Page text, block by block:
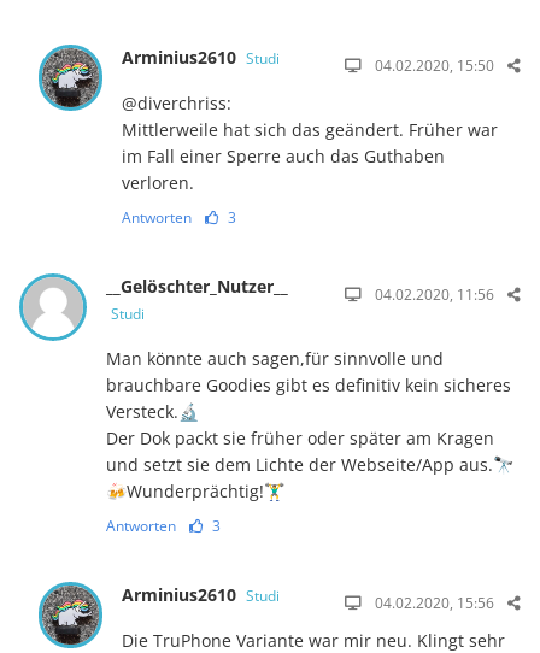
Arminius2610 Studi 04.02.2020, 15:50
@diverchriss:
Mittlerweile hat sich das geändert. Früher war
im Fall einer Sperre auch das Guthaben
verloren.
Antworten 3
__Gelöschter_Nutzer__
Studi
04.02.2020, 11:56
Man könnte auch sagen,für sinnvolle und
brauchbare Goodies gibt es definitiv kein sicheres
Versteck.🔬
Der Dok packt sie früher oder später am Kragen
und setzt sie dem Lichte der Webseite/App aus.🔭
🍻Wunderprächtig!🏋️‍♂️
Antworten 3
Arminius2610 Studi 04.02.2020, 15:56
Die TruPhone Variante war mir neu. Klingt sehr